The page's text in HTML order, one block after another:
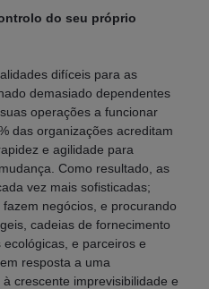
do seu próprio
difíceis para as
demasiado dependentes
operações a funcionar
das organizações acreditam
e agilidade para
Como resultado, as
vez mais sofisticadas;
negócios, e procurando
cadeias de fornecimento
e parceiros e
resposta a uma
crescente imprevisibilidade e